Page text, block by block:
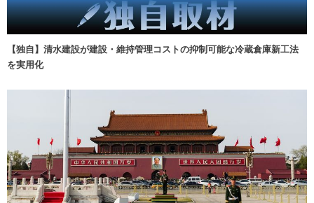
【独自】清水建設が建設・維持管理コストの抑制可能な冷蔵倉庫新工法
を実用化